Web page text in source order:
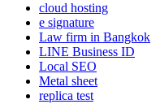
cloud hosting
e signature
Law firm in Bangkok
LINE Business ID
Local SEO
Metal sheet
replica test